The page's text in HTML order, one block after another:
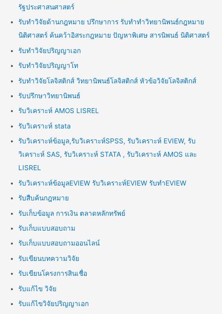
รัฐประศาสนศาสตร์
รับทำวิจัยด้านกฎหมาย ปรึกษาการ รับทำทำวิทยานิพนธ์กฎหมาย
นิติศาสตร์ ค้นคว้าอิสระกฎหมาย ปัญหาพิเศษ สารนิพนธ์ นิติศาสตร์
รับทำวิจัยปริญญาเอก
รับทำวิจัยปริญญาโท
รับทำวิจัยโลจิสติกส์ วิทยานิพนธ์โลจิสติกส์ หัวข้อวิจัยโลจิสติกส์
รับปรึกษาวิทยานิพนธ์
รับวิเคราะห์ AMOS LISREL
รับวิเคราะห์ stata
รับวิเคราะห์ข้อมูล,รับวิเคราะห์SPSS, รับวิเคราะห์ EVIEW, รับ
วิเคราะห์ SAS, รับวิเคราะห์ STATA , รับวิเคราะห์ AMOS และ
LISREL
รับวิเคราะห์ข้อมูลEVIEW รับวิเคราะห์EVIEW รับทำEVIEW
รับสืบค้นกฎหมาย
รับเก็บข้อมูล การเงิน ตลาดหลักทรัพย์
รับเก็บแบบสอบถาม
รับเก็บแบบสอบถามออนไลน์
รับเขียนบทความวิจัย
รับเขียนโครงการสินเชื่อ
รับแก้ไข วิจัย
รับแก้ไขวิจัยปริญญาเอก